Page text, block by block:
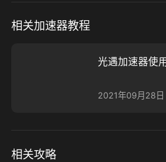
相关加速器教程
光遇加速器使
2021年09月28
相关攻略